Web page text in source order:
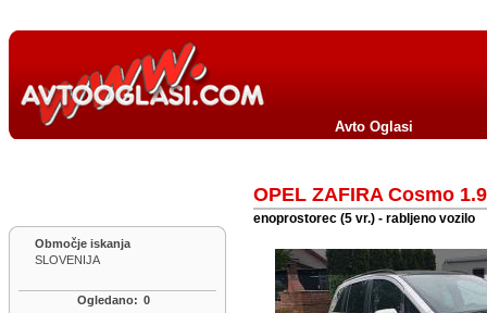
Avto Oglasi
Območje iskanja
SLOVENIJA
Ogledano: 0
OPEL ZAFIRA Cosmo
enoprostorec (5 vr.) - rabljeno vozilo